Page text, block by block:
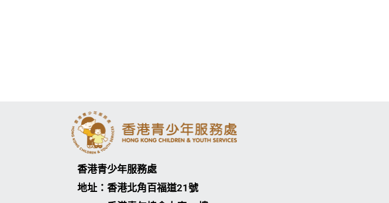
香港青少年服務處
地址：香港北角百福道21號